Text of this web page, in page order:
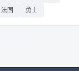
法国 勇士